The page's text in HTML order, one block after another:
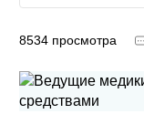
8534 просмотра